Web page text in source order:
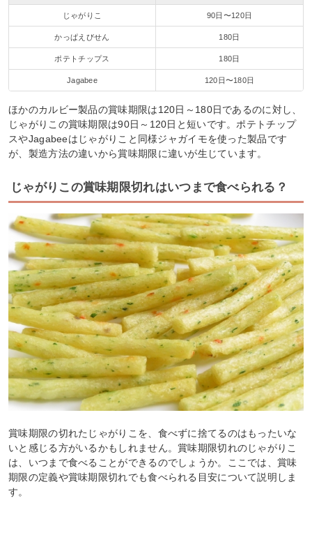
じゃがりこ 90日〜120日
かっぱえびせん 180日
ポテトチップス 180日
Jagabee 120日〜180日
ほかのカルビー製品の賞味期限は120日～180日であるのに対し、
じゃがりこの賞味期限は90日～120日と短いです。ポテトチップ
スやJagabeeはじゃがりこと同様ジャガイモを使った製品です
が、製造方法の違いから賞味期限に違いが生じています。
じゃがりこの賞味期限切れはいつまで食べられる？
賞味期限の切れたじゃがりこを、食べずに捨てるのはもったいな
いと感じる方がいるかもしれません。賞味期限切れのじゃがりこ
は、いつまで食べることができるのでしょうか。ここでは、賞味
期限の定義や賞味期限切れでも食べられる目安について説明しま
す。